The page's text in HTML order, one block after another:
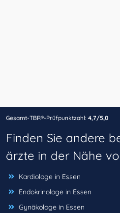
Gesamt-TBR®-Prüfpunktzahl: 4,7/5,0
Finden Sie andere
ärzte in der Nähe
Kardiologe in Essen
Endokrinologe in Essen
Gynäkologe in Essen